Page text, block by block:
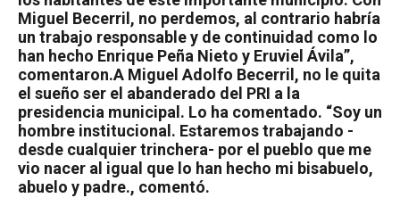
Miguel Becerril, no perdemos, al contrario habría
un trabajo responsable y de continuidad como lo
han hecho Enrique Peña Nieto y Eruviel Ávila”,
comentaron.A Miguel Adolfo Becerril, no le quita
el sueño ser el abanderado del PRI a la
presidencia municipal. Lo ha comentado. “Soy un
hombre institucional. Estaremos trabajando -
desde cualquier trinchera- por el pueblo que me
vio nacer al igual que lo han hecho mi bisabuelo,
abuelo y padre., comentó.